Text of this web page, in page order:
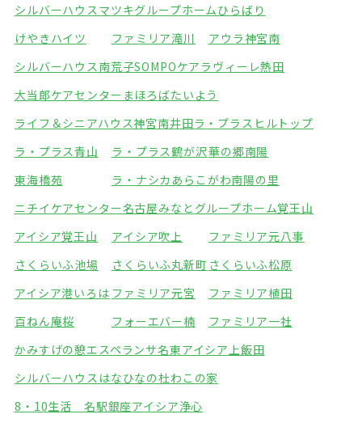
シルバーハウスマツキグループホームひらばり
けやきハイツ
ファミリア滝川
アウラ神宮南
シルバーハウス南荒子SOMPOケアラヴィーレ熱田
大当郎ケアセンターまほろばたいよう
ライフ＆シニアハウス神宮南井田ラ・プラスヒルトップ
ラ・プラス青山
ラ・プラス鶴が沢華の郷南陽
東海橋苑
ラ・ナシカあらこがわ南陽の里
ニチイケアセンター名古屋みなと グループホーム覚王山
アイシア覚王山
アイシア吹上
ファミリア元八事
さくらいふ池場
さくらいふ丸新町 さくらいふ松原
アイシア港いろは ファミリア元宮
ファミリア植田
百ねん庵桜
フォーエバー楠
ファミリア一社
かみすげの憩エスペランサ名東アイシア上飯田
シルバーハウスはなひなの杜わこの家
8・10生活 名駅銀座アイシア浄心